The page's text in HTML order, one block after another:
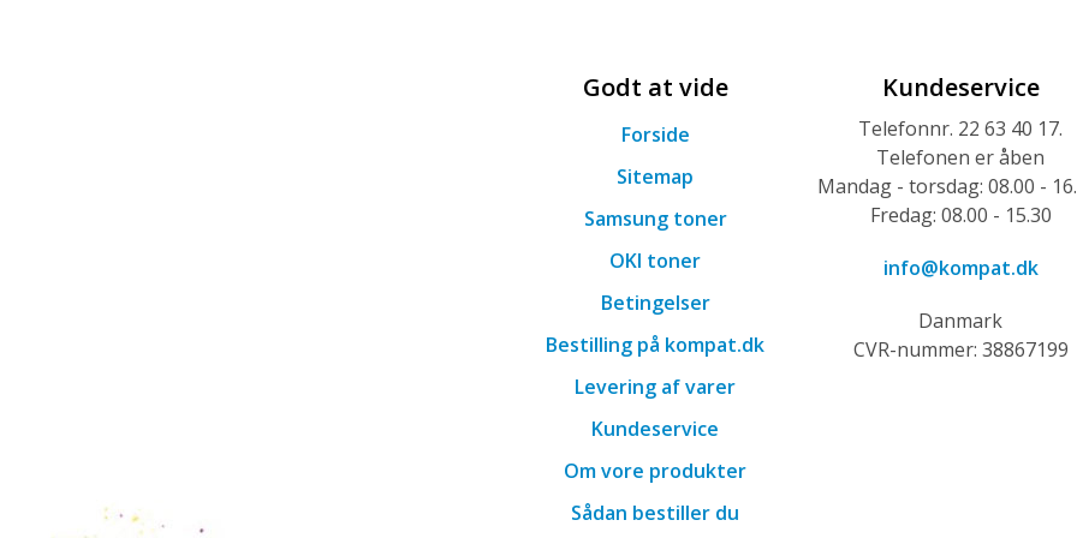
Godt at vide
Forside
Sitemap
Samsung toner
OKI toner
Betingelser
Bestilling på kompat.dk
Levering af varer
Kundeservice
Om vore produkter
Sådan bestiller du
Kundeservice
Telefonnr. 22 63 40 17.
Telefonen er åben
Mandag - torsdag: 08.00 -
Fredag: 08.00 - 15.30
info@kompat.dk
Danmark
CVR-nummer: 38867199